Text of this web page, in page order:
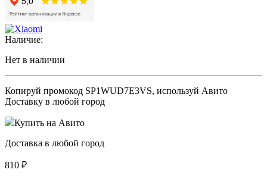
Наличие:
Нет в наличии
Копируй промокод SP1WUD7E3VS, используй Авито
Доставку в любой город
Купить на Авито
Доставка в любой город
810 ₽